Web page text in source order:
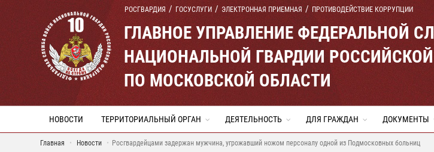
РОСГВАРДИЯ ГОСУСЛУГИ ЭЛЕКТРОННАЯ ПРИЕМНАЯ ПРОТИВОДЕЙСТВИЕ КОРРУПЦИИ
ГЛАВНОЕ УПРАВЛЕНИЕ ФЕДЕРАЛЬНОЙ
НАЦИОНАЛЬНОЙ ГВАРДИИ
ПО МОСКОВСКОЙ ОБЛАСТИ
НОВОСТИ ТЕРРИТОРИАЛЬНЫЙ ОРГАН ДЕЯТЕЛЬНОСТЬ ДЛЯ ГРАЖДАН ДОКУМЕНТЫ
Главная Новости Росгвардейцами задержан мужчина, угрожавший ножом персоналу одной из Подмосковных больниц